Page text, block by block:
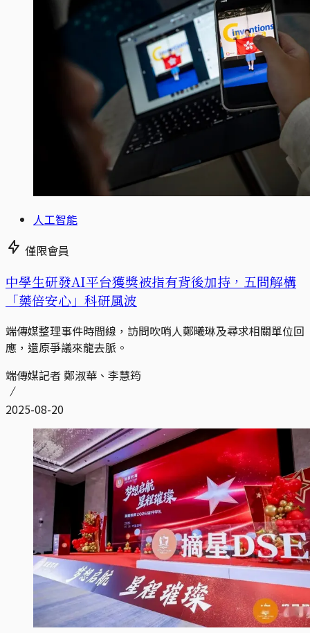
人工智能
僅限會員
中學生研發AI平台獲獎被指有背後加持，五問解構
「藥倍安心」科研風波
端傳媒整理事件時間線，訪問吹哨人鄭曦琳及尋求相關單位回
應，還原爭議來龍去脈。
端傳媒記者 鄭淑華、李慧筠
2025-08-20